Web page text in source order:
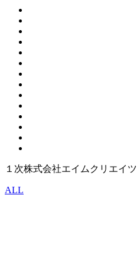
１次株式会社エイムクリエイツ
ALL